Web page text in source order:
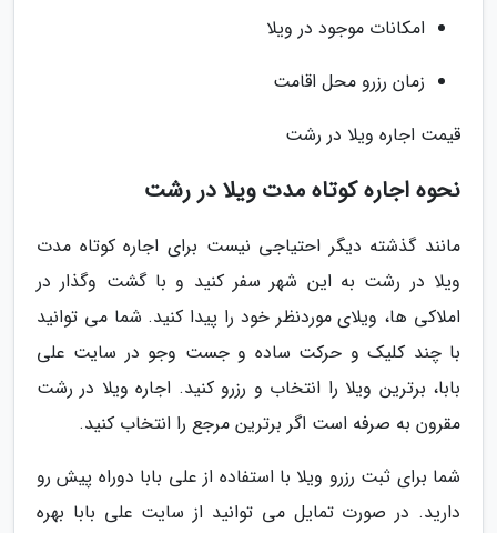
امکانات موجود در ویلا
زمان رزرو محل اقامت
قیمت اجاره ویلا در رشت
نحوه اجاره کوتاه مدت ویلا در رشت
مانند گذشته دیگر احتیاجی نیست برای اجاره کوتاه مدت
ویلا در رشت به این شهر سفر کنید و با گشت وگذار در
املاکی ها، ویلای موردنظر خود را پیدا کنید. شما می توانید
با چند کلیک و حرکت ساده و جست وجو در سایت علی
بابا، برترین ویلا را انتخاب و رزرو کنید. اجاره ویلا در رشت
مقرون به صرفه است اگر برترین مرجع را انتخاب کنید.
شما برای ثبت رزرو ویلا با استفاده از علی بابا دوراه پیش رو
دارید. در صورت تمایل می توانید از سایت علی بابا بهره